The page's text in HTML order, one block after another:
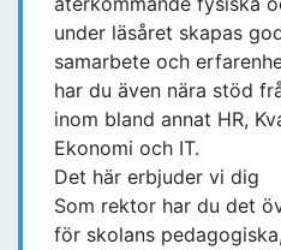
under läsåret skapas
samarbete och
har du även nära stöd
inom bland annat HR,
Ekonomi och IT.
Det här erbjuder vi dig
Som rektor har du det
för skolans